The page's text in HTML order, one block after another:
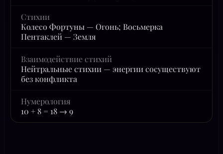
Стихии
Колесо Фортуны — Огонь; Восьмерка
Пентаклей — Земля
Взаимодействие стихий
Нейтральные стихии — энергии сосуществуют
без конфликта
Нумерология
10 + 8 = 18 → 9